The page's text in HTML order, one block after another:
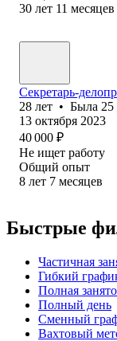
30 лет 11 месяцев
Секретарь-
28 лет • Была 25
13 октября 2023
40 000 ₽
Не ищет работу
Общий опыт
8 лет 7 месяцев
Быстрые
Частичная
Гибкий
Полная
Полный день
Сменный
Вахтовый